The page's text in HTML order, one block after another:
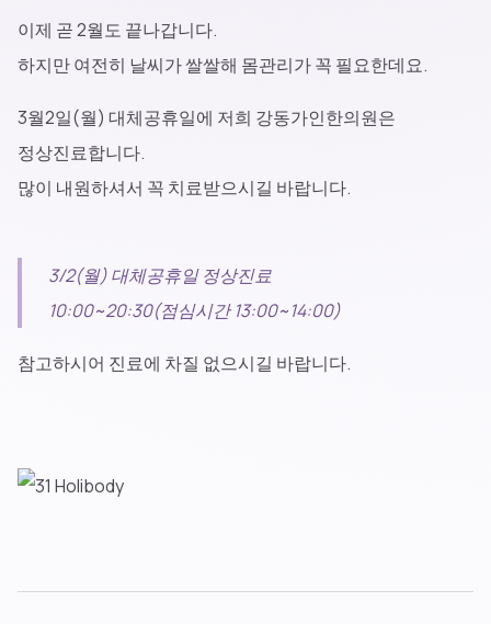
이제 곧 2월도 끝나갑니다.
하지만 여전히 날씨가 쌀쌀해 몸관리가 꼭 필요한데요.
3월2일(월) 대체공휴일에 저희 강동가인한의원은
정상진료합니다.
많이 내원하셔서 꼭 치료받으시길 바랍니다.
3/2(월) 대체공휴일 정상진료
10:00~20:30(점심시간 13:00~14:00)​
참고하시어 진료에 차질 없으시길 바랍니다.